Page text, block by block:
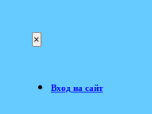
×
Вход на сайт